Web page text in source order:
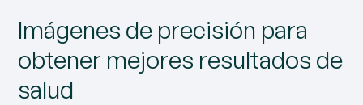
Imágenes de precisión para
obtener mejores resultados de
salud